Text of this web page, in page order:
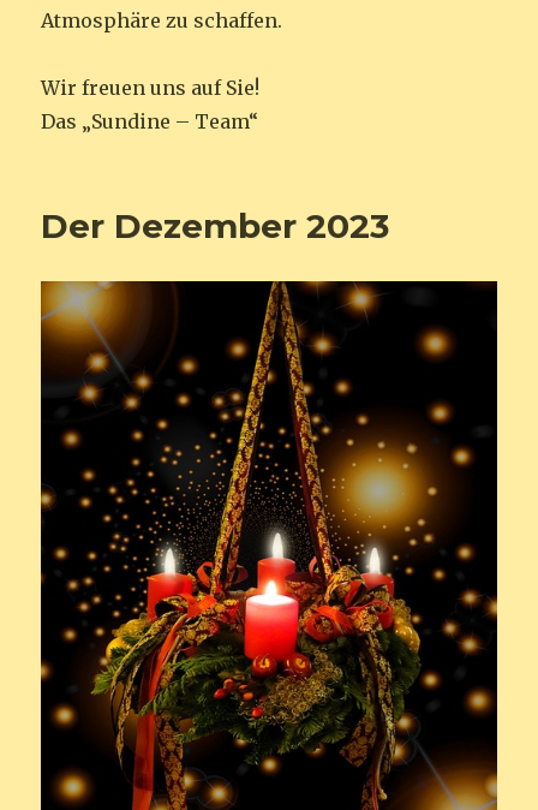
Atmosphäre zu schaffen.
Wir freuen uns auf Sie!
Das „Sundine – Team“
Der Dezember 2023